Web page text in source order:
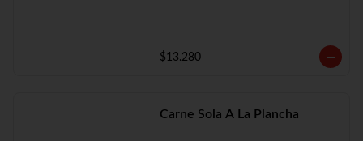
$13.280
Carne Sola A La Plancha